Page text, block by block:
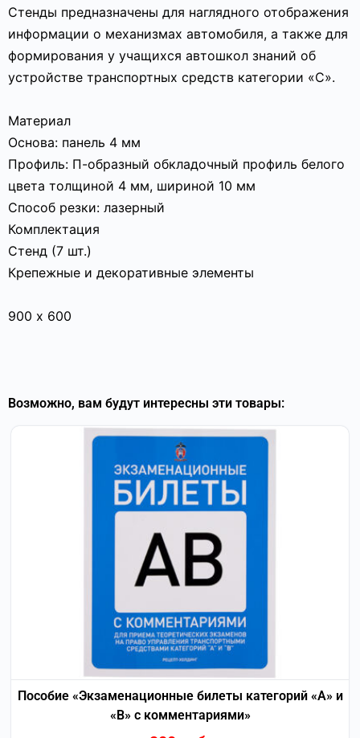
Стенды предназначены для наглядного отображения
информации о механизмах автомобиля, а также для
формирования у учащихся автошкол знаний об
устройстве транспортных средств категории «C».
Материал
Основа: панель 4 мм
Профиль: П-образный обкладочный профиль белого
цвета толщиной 4 мм, шириной 10 мм
Способ резки: лазерный
Комплектация
Стенд (7 шт.)
Крепежные и декоративные элементы
900 х 600
Возможно, вам будут интересны эти товары:
Пособие «Экзаменационные билеты категорий «А» и
«В» с комментариями»